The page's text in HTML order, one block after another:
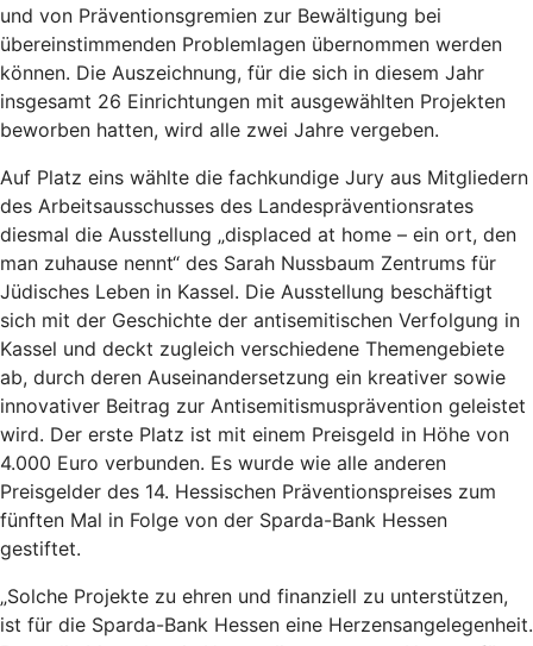
und von Präventionsgremien zur Bewältigung bei
übereinstimmenden Problemlagen übernommen werden
können. Die Auszeichnung, für die sich in diesem Jahr
insgesamt 26 Einrichtungen mit ausgewählten Projekten
beworben hatten, wird alle zwei Jahre vergeben.
Auf Platz eins wählte die fachkundige Jury aus Mitgliedern
des Arbeitsausschusses des Landespräventionsrates
diesmal die Ausstellung „displaced at home – ein ort, den
man zuhause nennt“ des Sarah Nussbaum Zentrums für
Jüdisches Leben in Kassel. Die Ausstellung beschäftigt
sich mit der Geschichte der antisemitischen Verfolgung in
Kassel und deckt zugleich verschiedene Themengebiete
ab, durch deren Auseinandersetzung ein kreativer sowie
innovativer Beitrag zur Antisemitismusprävention geleistet
wird. Der erste Platz ist mit einem Preisgeld in Höhe von
4.000 Euro verbunden. Es wurde wie alle anderen
Preisgelder des 14. Hessischen Präventionspreises zum
fünften Mal in Folge von der Sparda-Bank Hessen
gestiftet.
„Solche Projekte zu ehren und finanziell zu unterstützen,
ist für die Sparda-Bank Hessen eine Herzensangelegenheit.